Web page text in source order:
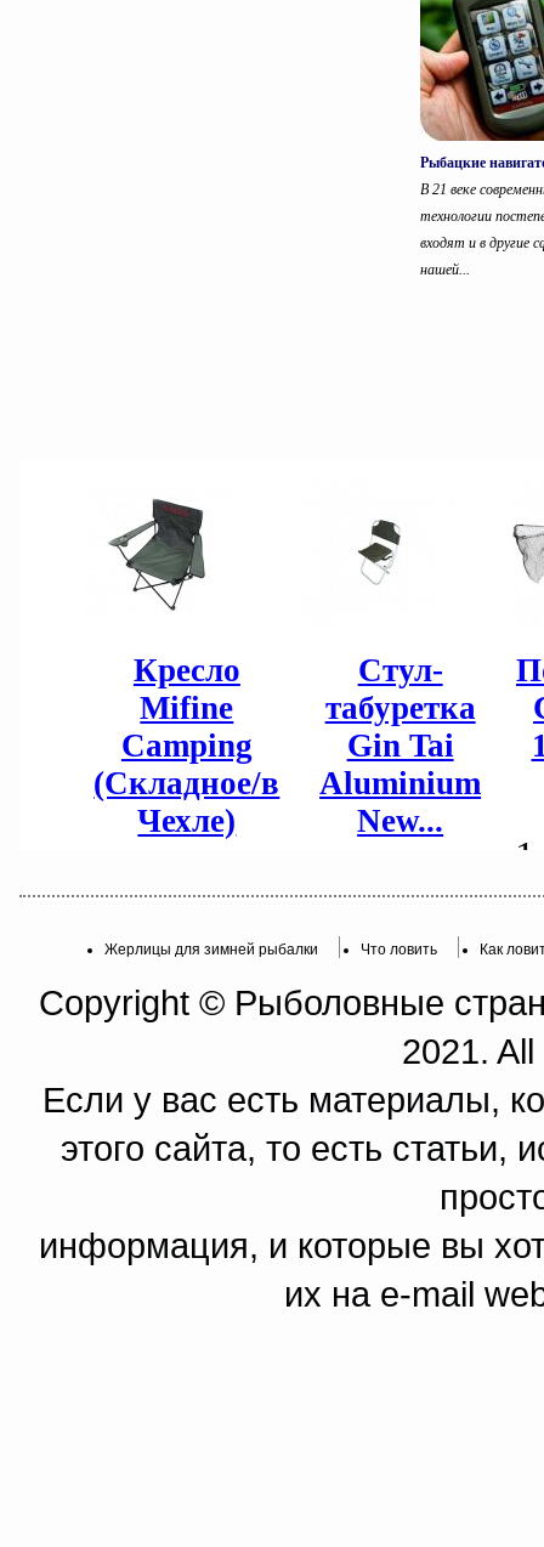
Рыбацкие
В 21 веке
технологии
входят и в другие
нашей...
Жерлицы для зимней рыбалки Что ловить Как
Copyright © Рыболовные
2021.
Если у вас есть материалы,
этого сайта, то есть
информация, и которые вы
их на e-mail